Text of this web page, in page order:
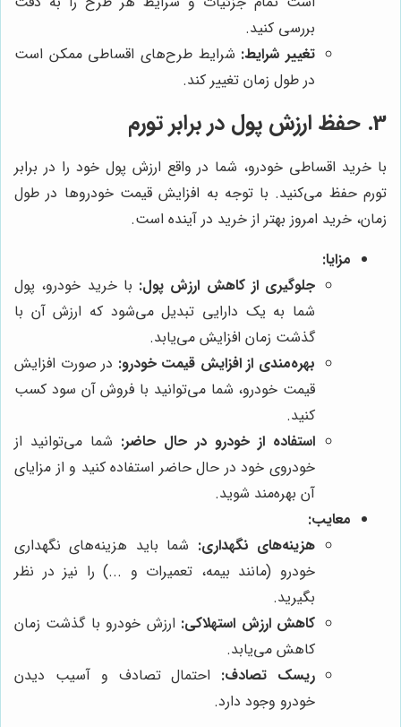
بررسی کنید.
تغییر شرایط: شرایط طرح‌های اقساطی ممکن است
در طول زمان تغییر کند.
3. حفظ ارزش پول در برابر تورم
با خرید اقساطی خودرو، شما در واقع ارزش پول خود را در برابر
تورم حفظ می‌کنید. با توجه به افزایش قیمت خودروها در طول
زمان، خرید امروز بهتر از خرید در آینده است.
مزایا:
جلوگیری از کاهش ارزش پول: با خرید خودرو، پول
شما به یک دارایی تبدیل می‌شود که ارزش آن با
گذشت زمان افزایش می‌یابد.
بهره‌مندی از افزایش قیمت خودرو: در صورت افزایش
قیمت خودرو، شما می‌توانید با فروش آن سود کسب
کنید.
استفاده از خودرو در حال حاضر: شما می‌توانید از
خودروی خود در حال حاضر استفاده کنید و از مزایای
آن بهره‌مند شوید.
معایب:
هزینه‌های نگهداری: شما باید هزینه‌های نگهداری
خودرو (مانند بیمه، تعمیرات و ...) را نیز در نظر
بگیرید.
کاهش ارزش استهلاکی: ارزش خودرو با گذشت زمان
کاهش می‌یابد.
ریسک تصادف: احتمال تصادف و آسیب دیدن
خودرو وجود دارد.